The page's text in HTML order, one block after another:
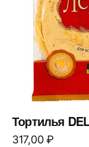
Тортилья
317,00₽